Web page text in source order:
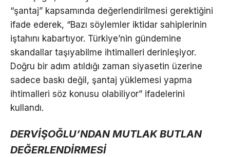
“şantaj” kapsamında değerlendirilmesi gerektiğini
ifade ederek, “Bazı söylemler iktidar sahiplerinin
iştahını kabartıyor. Türkiye’nin gündemine
skandallar taşıyabilme ihtimalleri derinleşiyor.
Doğru bir adım atıldığı zaman siyasetin üzerine
sadece baskı değil, şantaj yüklemesi yapma
ihtimalleri söz konusu olabiliyor” ifadelerini
kullandı.
DERVİŞOĞLU’NDAN MUTLAK BUTLAN
DEĞERLENDİRMESİ